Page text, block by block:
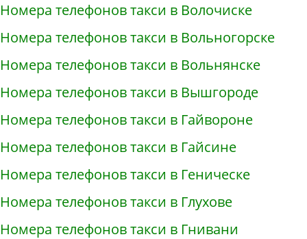
Номера телефонов такси в Волочиске
Номера телефонов такси в Вольногорске
Номера телефонов такси в Вольнянске
Номера телефонов такси в Вышгороде
Номера телефонов такси в Гайвороне
Номера телефонов такси в Гайсине
Номера телефонов такси в Геническе
Номера телефонов такси в Глухове
Номера телефонов такси в Гнивани